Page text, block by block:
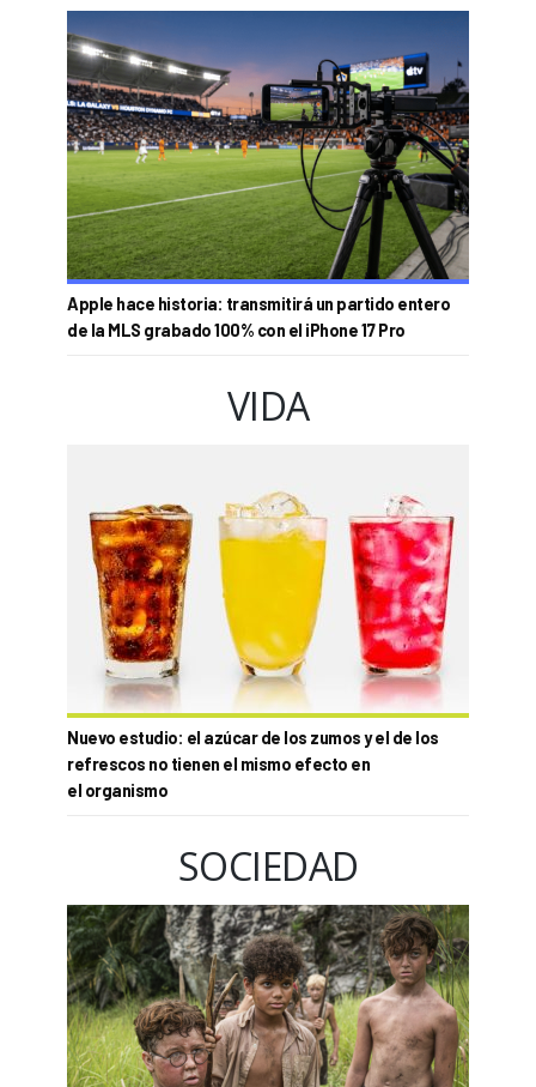
Apple hace historia: transmitirá un partido entero
de la MLS grabado 100% con el iPhone 17 Pro
VIDA
Nuevo estudio: el azúcar de los zumos y el de los
refrescos no tienen el mismo efecto en
el organismo
SOCIEDAD